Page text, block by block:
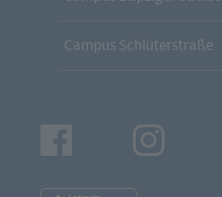
Campus Schlüterstraße
Instagram